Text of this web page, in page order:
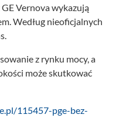
Vernova wykazują
Według nieoficjalnych
z rynku mocy, a
może skutkować
115457-pge-bez-